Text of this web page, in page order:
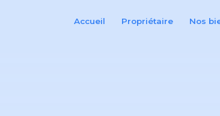
Accueil Propriétaire Nos